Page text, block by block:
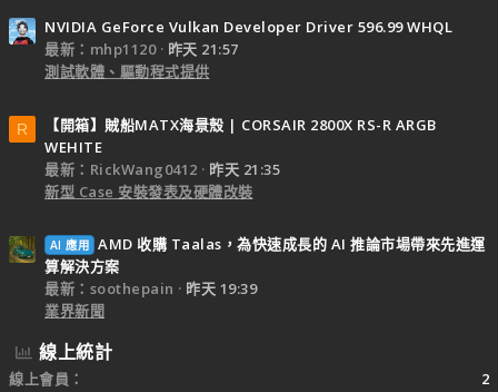
NVIDIA GeForce Vulkan Developer Driver 596.99 WHQL
最新：mhp1120
昨天 21:57
測試軟體、驅動程式提供
R
【開箱】賊船MATX海景殼 | CORSAIR 2800X RS-R ARGB
WEHITE
最新：RickWang0412
昨天 21:35
新型 Case 安裝發表及硬體改裝
AI 應用 AMD 收購 Taalas，為快速成長的 AI 推論市場帶來先進運
算解決方案
最新：soothepain
昨天 19:39
業界新聞
線上統計
線上會員
2